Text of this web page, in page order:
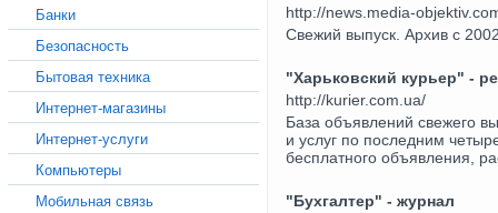
Банки
Безопасность
Бытовая техника
Интернет-магазины
Интернет-услуги
Компьютеры
Мобильная связь
http://news.media-
Свежий выпуск. Архив с
"Харьковский курьер" -
http://kurier.com.ua/
База объявлений свежего
и услуг по последним
бесплатного объявления,
"Бухгалтер" - журнал